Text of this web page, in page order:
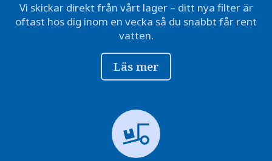
Vi skickar direkt från vårt lager – ditt nya filter är
oftast hos dig inom en vecka så du snabbt får rent
vatten.
Läs mer